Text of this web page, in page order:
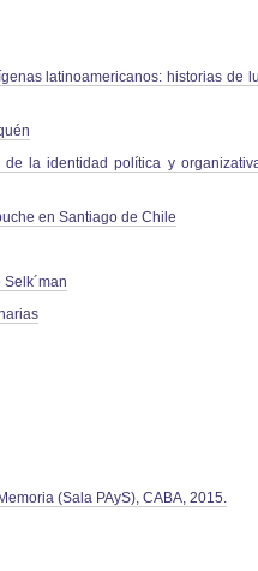
latinoamericanos: historias de
la identidad política y
en Santiago de Chile
(Sala PAyS), CABA, 2015.